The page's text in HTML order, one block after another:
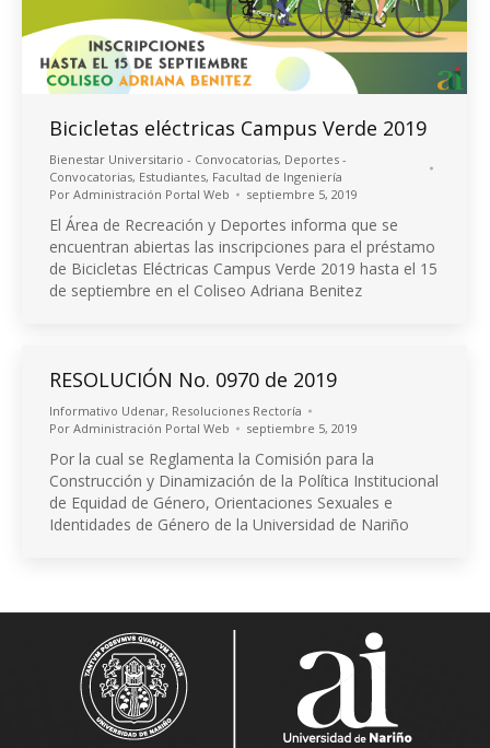
Bicicletas eléctricas Campus Verde 2019
Bienestar Universitario - Convocatorias, Deportes -
Convocatorias, Estudiantes, Facultad de Ingeniería
Por Administración Portal Web septiembre 5, 2019
El Área de Recreación y Deportes informa que se
encuentran abiertas las inscripciones para el préstamo
de Bicicletas Eléctricas Campus Verde 2019 hasta el 15
de septiembre en el Coliseo Adriana Benitez
RESOLUCIÓN No. 0970 de 2019
Informativo Udenar, Resoluciones Rectoría
Por Administración Portal Web septiembre 5, 2019
Por la cual se Reglamenta la Comisión para la
Construcción y Dinamización de la Política Institucional
de Equidad de Género, Orientaciones Sexuales e
Identidades de Género de la Universidad de Nariño